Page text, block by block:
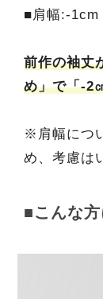
■肩幅:-1cm
前作の袖丈
め」で「-2
※肩幅につ
め、考慮は
■こんな